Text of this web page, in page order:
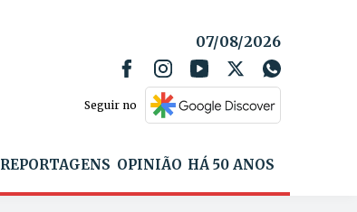
07/08/2026
Seguir no
REPORTAGENS OPINIÃO HÁ 50 ANOS